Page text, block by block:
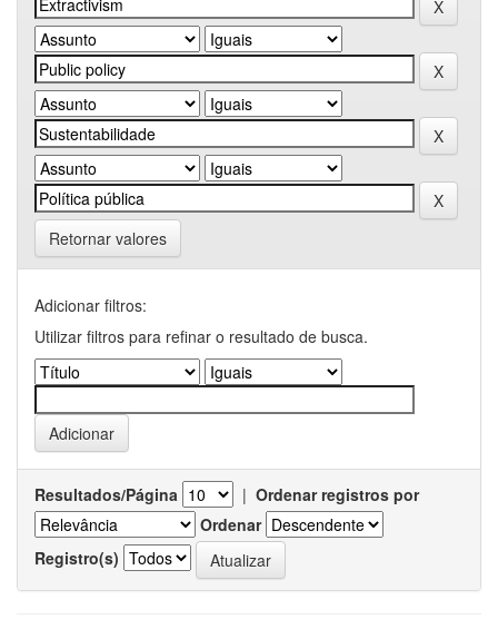
Retornar valores
Adicionar filtros:
Utilizar filtros para refinar o resultado de busca.
Resultados/Página | Ordenar registros por
Ordenar
Registro(s)